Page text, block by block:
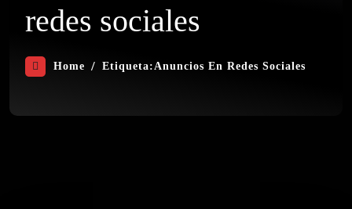
redes sociales
Home Etiqueta:Anuncios En Redes Sociales